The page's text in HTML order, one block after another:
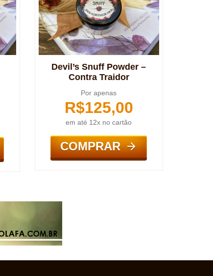
Devil’s Snuff Powder –
Contra Traidor
Por apenas
R$125,00
em até 12x no cartão
COMPRAR